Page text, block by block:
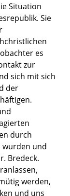
Situation
Sie
es
zur
sich mit sich
der
durch
wurden und
Bredeck.
werden,
und uns